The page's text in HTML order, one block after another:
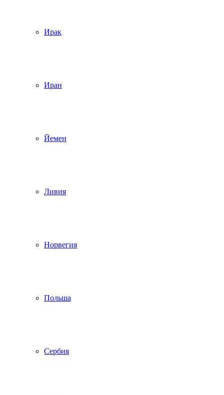
Ирак
Иран
Йемен
Ливия
Норвегия
Польша
Сербия